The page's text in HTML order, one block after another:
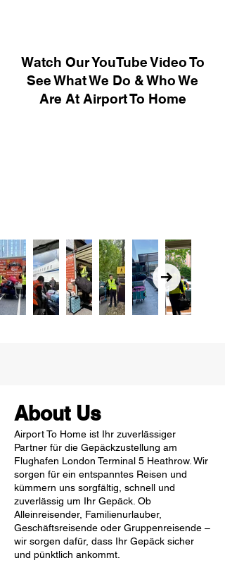
Watch Our YouTube Video To
See What We Do & Who We
Are At Airport To Home
About Us
Airport To Home ist Ihr zuverlässiger
Partner für die Gepäckzustellung am
Flughafen London Terminal 5 Heathrow. Wir
sorgen für ein entspanntes Reisen und
kümmern uns sorgfältig, schnell und
zuverlässig um Ihr Gepäck. Ob
Alleinreisender, Familienurlauber,
Geschäftsreisende oder Gruppenreisende –
wir sorgen dafür, dass Ihr Gepäck sicher
und pünktlich ankommt.